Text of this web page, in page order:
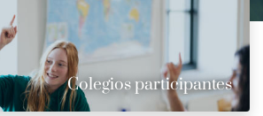
Colegios participantes